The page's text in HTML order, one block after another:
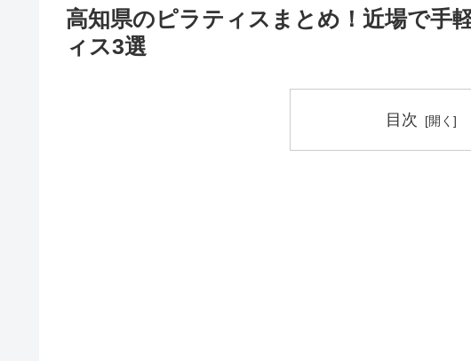
高知県のピラティスまとめ！近場で手
ィス3選
目次